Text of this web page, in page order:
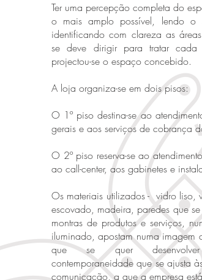
Ter uma percepção completa do
o mais amplo possível, lendo o
identificando com clareza as
se deve dirigir para tratar cada
projectou-se o espaço concebido.
A loja organiza-se em dois pisos:
O 1º piso destina-se ao
gerais e aos serviços de cobrança
O 2º piso reserva-se ao
ao call-center, aos gabinetes e
Os materiais utilizados - vidro liso,
escovado, madeira, paredes que
montras de produtos e serviços,
iluminado, apostam numa imagem
que se quer
contemporaneidade que se ajusta
comunicação, a que a empresa